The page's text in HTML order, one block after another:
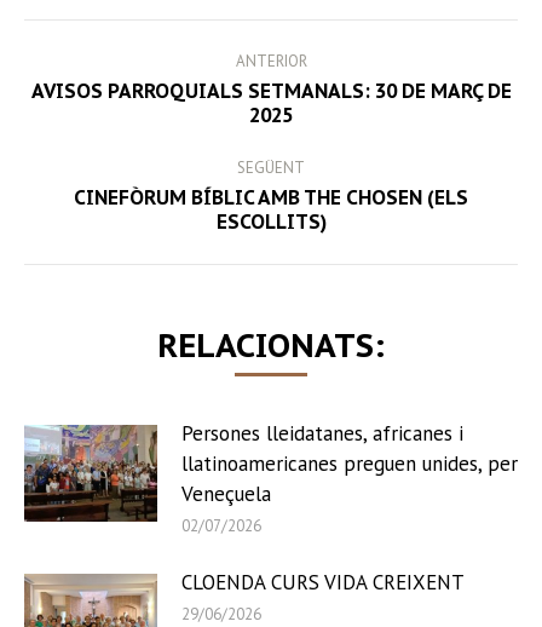
NAVIGATION
ANTERIOR
Previous
AVISOS PARROQUIALS SETMANALS: 30 DE MARÇ DE
2025
SEGÜENT
Next
CINEFÒRUM BÍBLIC AMB THE CHOSEN (ELS
ESCOLLITS)
RELACIONATS:
Persones lleidatanes, africanes i
llatinoamericanes preguen unides, per
Veneçuela
02/07/2026
CLOENDA CURS VIDA CREIXENT
29/06/2026